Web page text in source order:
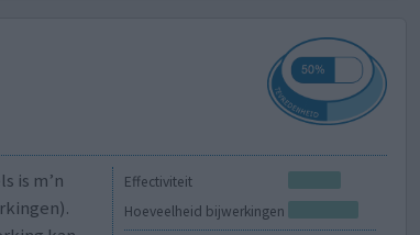
Effectiviteit
Hoeveelheid bijwerkingen
is m’n